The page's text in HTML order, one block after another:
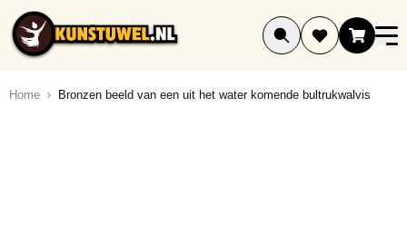
Ga naar de inhoud
Home Bronzen beeld van een uit het water komende bultrukwalvis